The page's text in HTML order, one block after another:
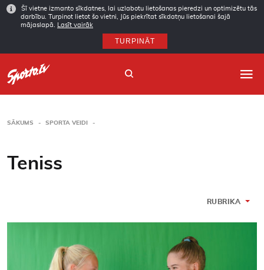
Šī vietne izmanto sīkdatnes, lai uzlabotu lietošanas pieredzi un optimizētu tās
darbību. Turpinot lietot šo vietni, Jūs piekrītat sīkdatņu lietošanai šajā
mājaslapā.
Lasīt vairāk
TURPINĀT
SĀKUMS SPORTA VEIDI
Teniss
RUBRIKA